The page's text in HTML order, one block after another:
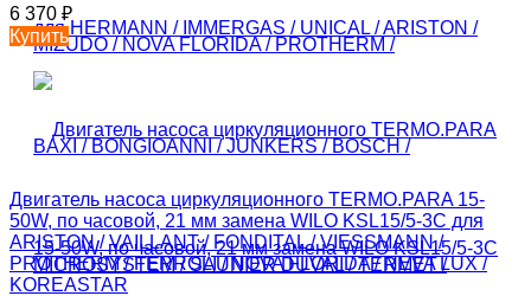
6 370 ₽
Купить
Двигатель насоса циркуляционного TERMO.PARA 15-
50W, по часовой, 21 мм замена WILO KSL15/5-3C для
ARISTON / VAILLANT / FONDITAL / VIESSMANN /
PROTHERM / FERROLI / NOVA FLORIDA / NEVA LUX /
KOREASTAR